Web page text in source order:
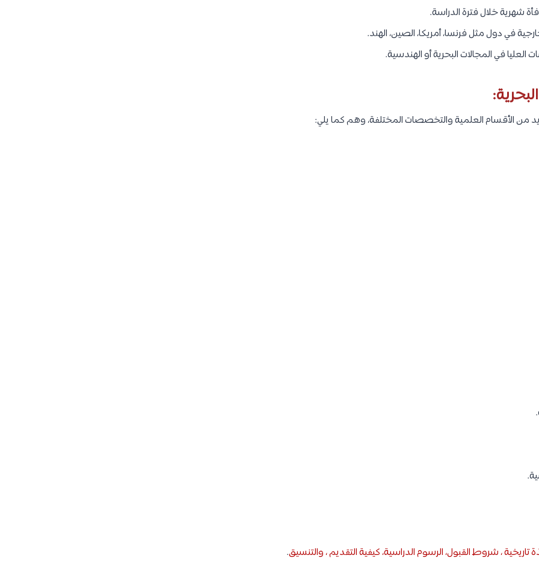
شهرية خلال فترة الدراسة.
في دول مثل فرنسا، أمريكا، الصين، الهند.
في المجالات البحرية أو الهندسية.
من الأقسام العلمية والتخصصات المختلفة، وهم كما يلي:
تاريخية ، شروط القبول، الرسوم الدراسية، كيفية التقديم ، والتنسيق.